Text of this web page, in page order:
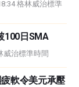
格林威治標準
100日SMA
威治標準時間
軟令美元承壓